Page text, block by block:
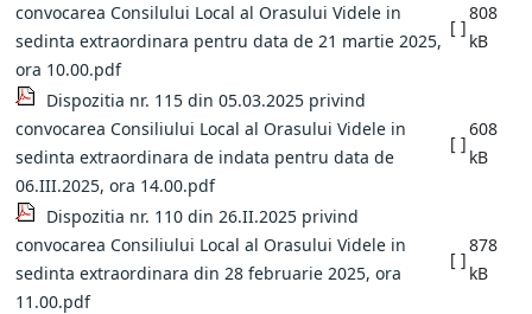
convocarea Consilului Local al Orasului Videle in
sedinta extraordinara pentru data de 21 martie 2025,
ora 10.00.pdf
[ ]
808
kB
Dispozitia nr. 115 din 05.03.2025 privind
convocarea Consiliului Local al Orasului Videle in
sedinta extraordinara de indata pentru data de
06.III.2025, ora 14.00.pdf
[ ]
608
kB
Dispozitia nr. 110 din 26.II.2025 privind
convocarea Consiliului Local al Orasului Videle in
sedinta extraordinara din 28 februarie 2025, ora
11.00.pdf
[ ]
878
kB